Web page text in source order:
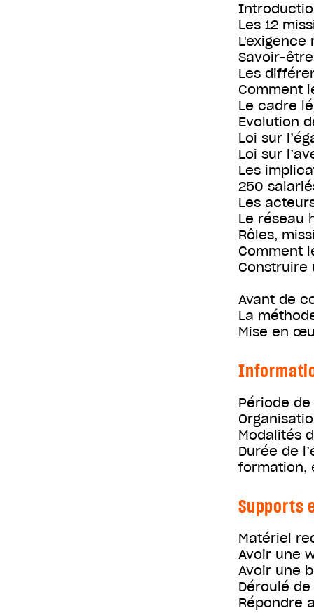
Les 12
Savoir-
Les
Comment
Le cadre
Evolution
Loi sur
Loi sur
Les
250
Les
Le réseau
Rôles,
Comment
Construire
Avant de
La
Mise en
Période
Modalités
Durée de
formation,
Supports
Matériel
Avoir une
Avoir une
Déroulé
Répondre